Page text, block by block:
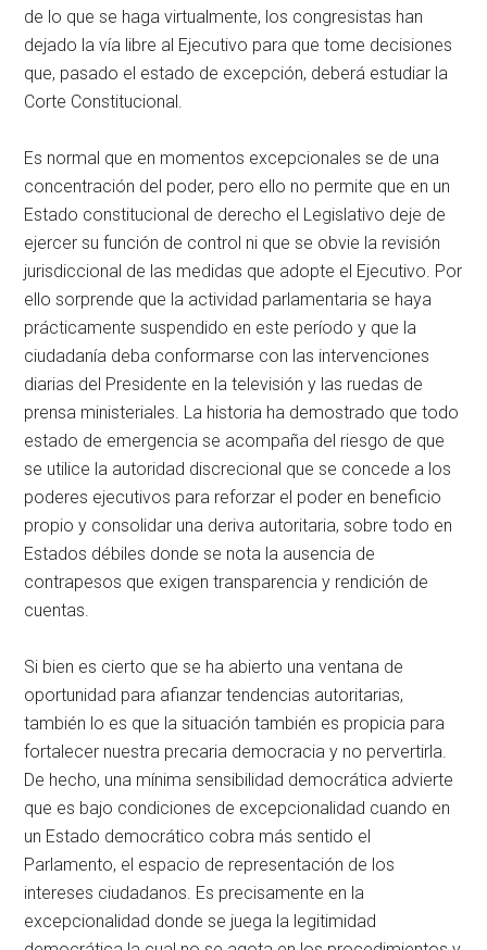
de lo que se haga virtualmente, los congresistas han
dejado la vía libre al Ejecutivo para que tome decisiones
que, pasado el estado de excepción, deberá estudiar la
Corte Constitucional.
Es normal que en momentos excepcionales se de una
concentración del poder, pero ello no permite que en un
Estado constitucional de derecho el Legislativo deje de
ejercer su función de control ni que se obvie la revisión
jurisdiccional de las medidas que adopte el Ejecutivo. Por
ello sorprende que la actividad parlamentaria se haya
prácticamente suspendido en este período y que la
ciudadanía deba conformarse con las intervenciones
diarias del Presidente en la televisión y las ruedas de
prensa ministeriales. La historia ha demostrado que todo
estado de emergencia se acompaña del riesgo de que
se utilice la autoridad discrecional que se concede a los
poderes ejecutivos para reforzar el poder en beneficio
propio y consolidar una deriva autoritaria, sobre todo en
Estados débiles donde se nota la ausencia de
contrapesos que exigen transparencia y rendición de
cuentas.
Si bien es cierto que se ha abierto una ventana de
oportunidad para afianzar tendencias autoritarias,
también lo es que la situación también es propicia para
fortalecer nuestra precaria democracia y no pervertirla.
De hecho, una mínima sensibilidad democrática advierte
que es bajo condiciones de excepcionalidad cuando en
un Estado democrático cobra más sentido el
Parlamento, el espacio de representación de los
intereses ciudadanos. Es precisamente en la
excepcionalidad donde se juega la legitimidad